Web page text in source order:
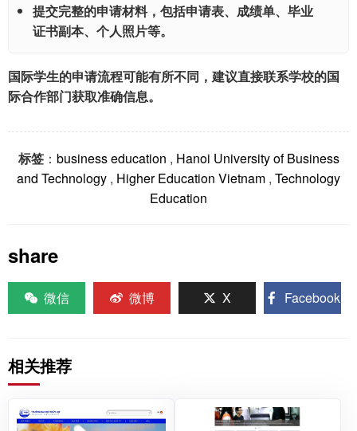
提交完整的申请材料，包括申请表、成绩单、毕业
证书副本、个人照片等。
国际学生的申请流程可能有所不同，建议直接联系学校的国
际合作部门获取准确信息。
标签： business education , Hanoi University of Business
and Technology , Higher Education Vietnam , Technology
Education
share
微信 微博 X Facebook
相关推荐